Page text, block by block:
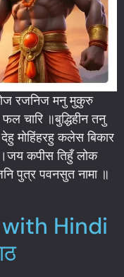
रजनिज मनु मुकुरु
चारि ॥बुद्धिहीन तनु
मोहिंहरहु कलेस बिकार
।जय कपीस तिहुँ लोक
पुत्र पवनसुत नामा ॥
Hindi